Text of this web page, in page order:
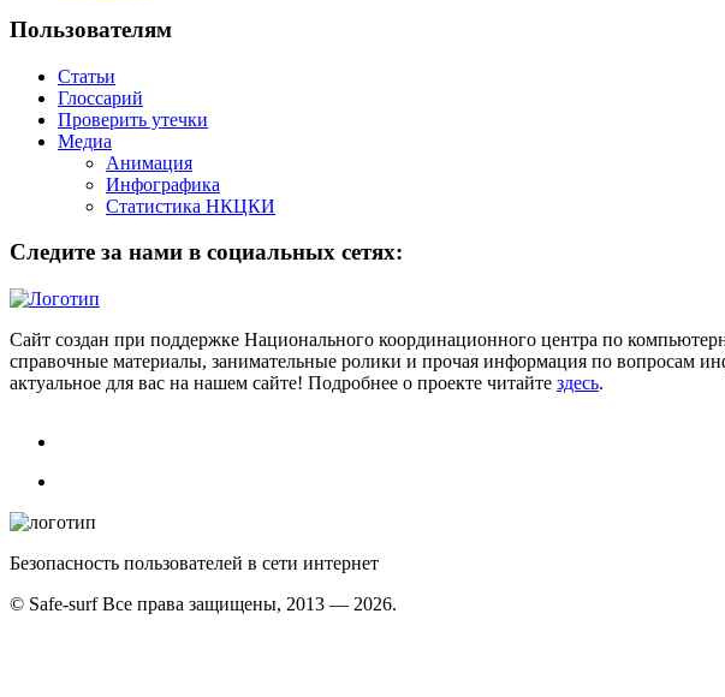
Пользователям
Статьи
Глоссарий
Проверить утечки
Медиа
Анимация
Инфографика
Статистика НКЦКИ
Следите за нами в социальных сетях:
Сайт создан при поддержке Национального координационного центра по
справочные материалы, занимательные ролики и прочая информация по вопросам
актуальное для вас на нашем сайте! Подробнее о проекте читайте здесь.
Безопасность пользователей в сети интернет
© Safe-surf Все права защищены, 2013 — 2026.